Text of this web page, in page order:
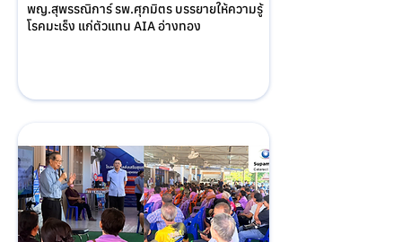
พญ.สุพรรณิการ์ รพ.ศุภมิตร บรรยายให้ความรู้
โรคมะเร็ง แก่ตัวแทน AIA อ่างทอง